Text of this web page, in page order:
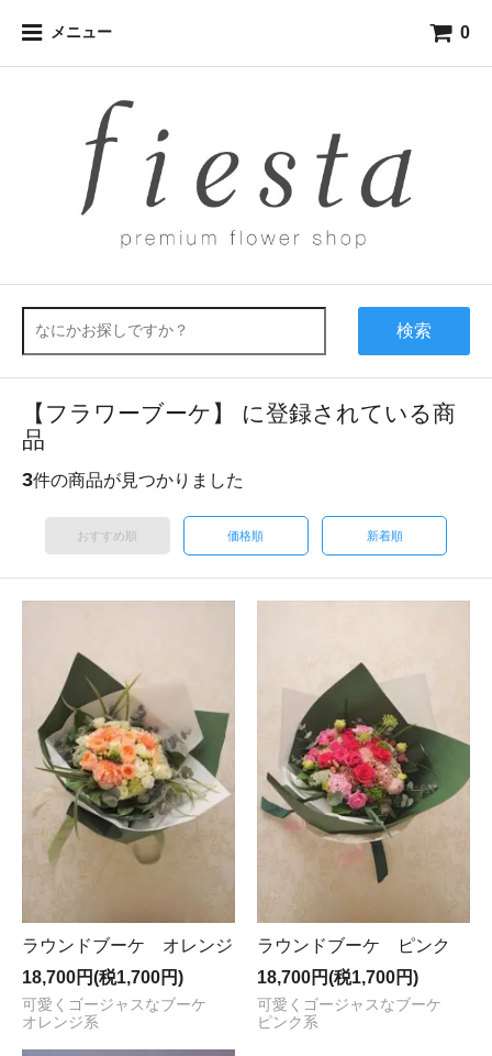
メニュー 0
検索
【フラワーブーケ】 に登録されている商
品
3件の商品が見つかりました
おすすめ順 価格順 新着順
ラウンドブーケ オレンジ
18,700円(税1,700円)
可愛くゴージャスなブーケ
オレンジ系
ラウンドブーケ ピンク
18,700円(税1,700円)
可愛くゴージャスなブーケ
ピンク系